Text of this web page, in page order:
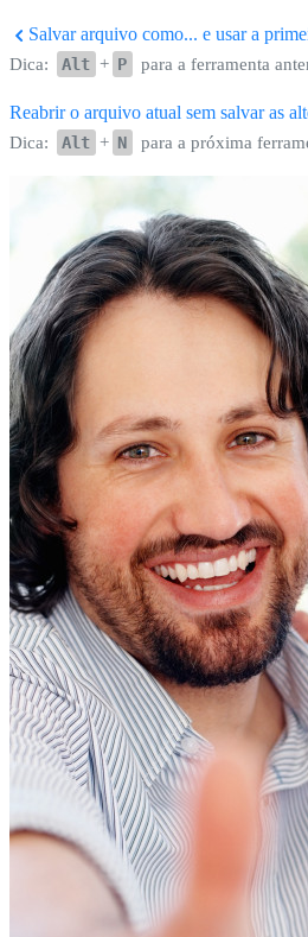
Salvar arquivo como... e usar a
Dica: Alt + P para a ferramenta
Reabrir o arquivo atual sem salvar as
Dica: Alt + N para a próxima